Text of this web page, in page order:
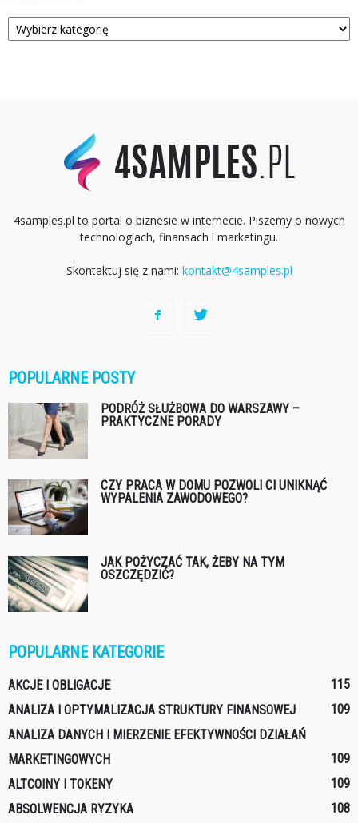
Kategorie
4samples.pl to portal o biznesie w internecie. Piszemy o nowych
technologiach, finansach i marketingu.
Skontaktuj się z nami: kontakt@4samples.pl
POPULARNE POSTY
PODRÓŻ SŁUŻBOWA DO WARSZAWY –
PRAKTYCZNE PORADY
CZY PRACA W DOMU POZWOLI CI UNIKNĄĆ
WYPALENIA ZAWODOWEGO?
JAK POŻYCZAĆ TAK, ŻEBY NA TYM
OSZCZĘDZIĆ?
POPULARNE KATEGORIE
AKCJE I OBLIGACJE
115
ANALIZA I OPTYMALIZACJA STRUKTURY FINANSOWEJ
109
ANALIZA DANYCH I MIERZENIE EFEKTYWNOŚCI DZIAŁAŃ
MARKETINGOWYCH
109
ALTCOINY I TOKENY
109
ABSOLWENCJA RYZYKA
108